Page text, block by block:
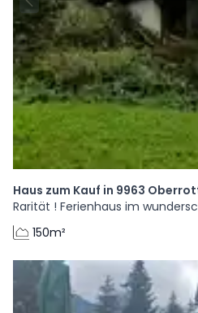
Haus zum Kauf in 9963
Rarität ! Ferienhaus im
150m²